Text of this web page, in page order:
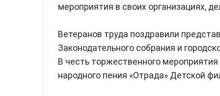
мероприятия в своих организациях,
Ветеранов труда поздравили
Законодательного собрания и
В честь торжественного
народного пения «Отрада» Детской